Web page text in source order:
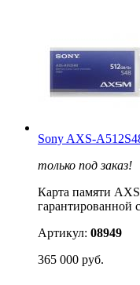
Sony AXS-
только под заказ!
Карта памяти
гарантированной
Артикул: 08949
365 000 руб.